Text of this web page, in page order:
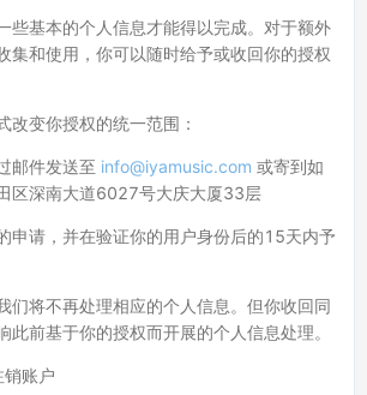
些基本的个人信息才能得以完成。对于额外
集和使用，你可以随时给予或收回你的授权
改变你授权的统一范围：
邮件发送至 info@iyamusic.com 或寄到如
区深南大道6027号大庆大厦33层
申请，并在验证你的用户身份后的15天内予
们将不再处理相应的个人信息。但你收回同
此前基于你的授权而开展的个人信息处理。
账户